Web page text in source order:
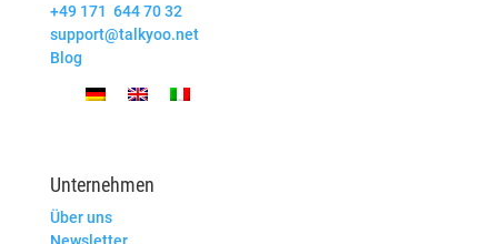
+49 171 644 70 32
support@talkyoo.net
Blog
Unternehmen
Über uns